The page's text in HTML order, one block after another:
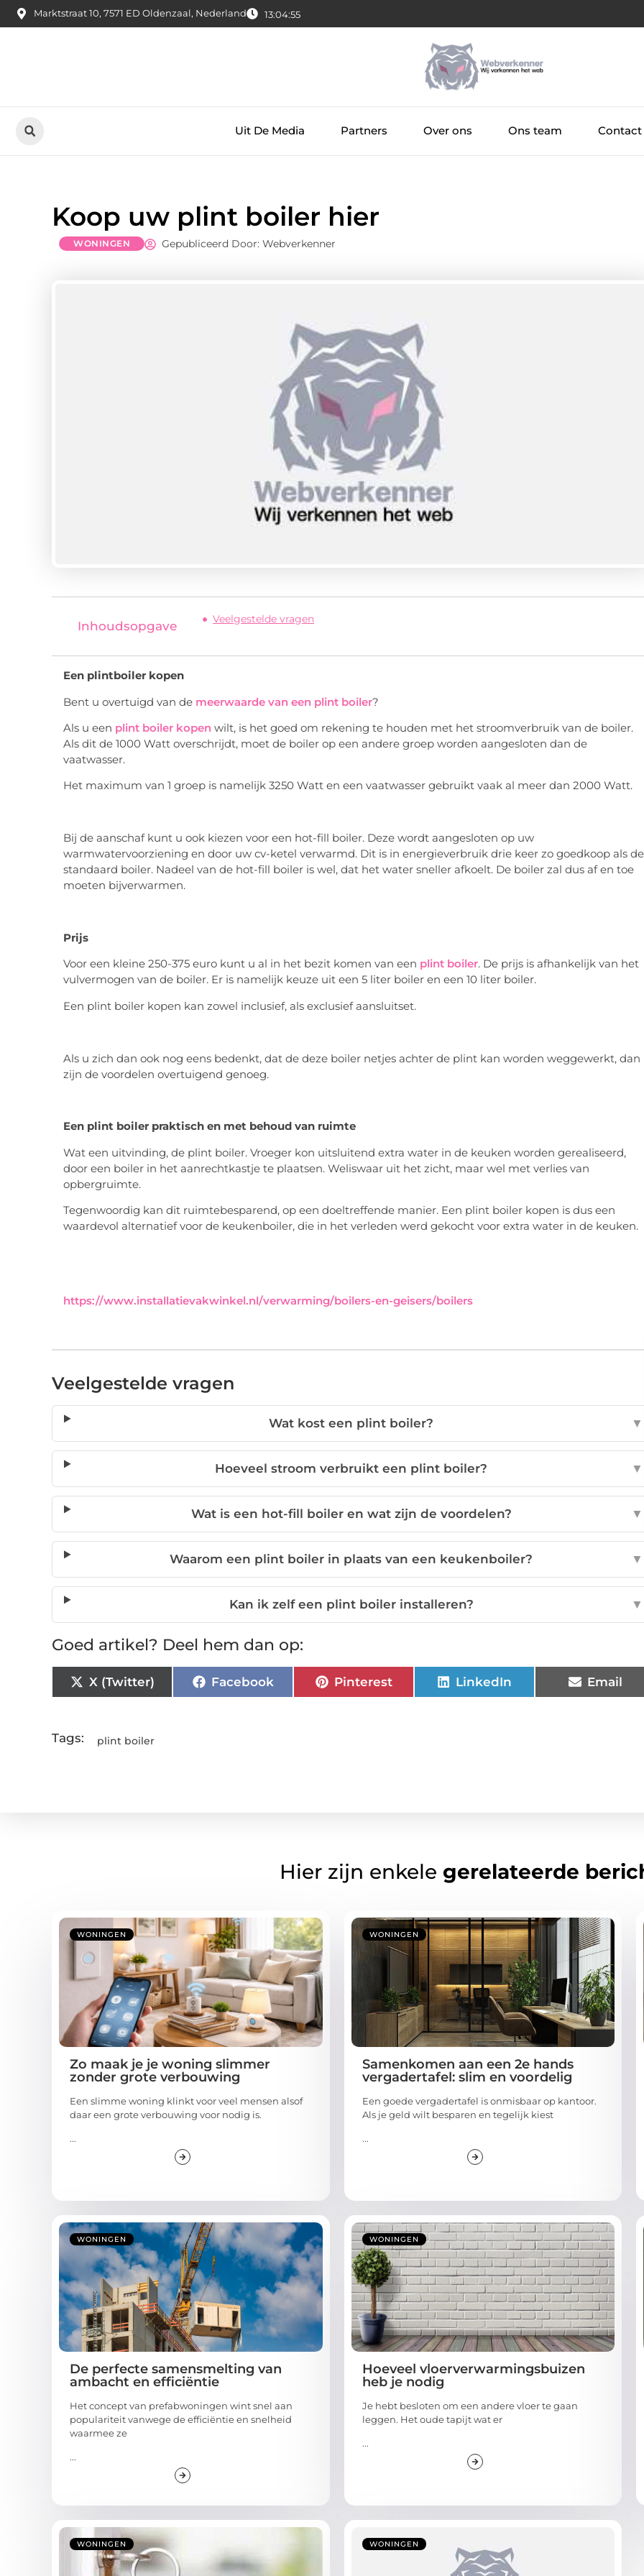
Marktstraat 10, 7571 ED Oldenzaal, Nederland 13:04:57
Uit De Media Partners Over ons Ons team Contact
Koop uw plint boiler hier
WONINGEN Gepubliceerd Door: Webverkenner
Inhoudsopgave Veelgestelde vragen
Een plintboiler kopen
Bent u overtuigd van de meerwaarde van een plint boiler?
Als u een plint boiler kopen wilt, is het goed om rekening te houden met het stroomverbruik van de boiler.
Als dit de 1000 Watt overschrijdt, moet de boiler op een andere groep worden aangesloten dan de
vaatwasser.
Het maximum van 1 groep is namelijk 3250 Watt en een vaatwasser gebruikt vaak al meer dan 2000 Watt.
Bij de aanschaf kunt u ook kiezen voor een hot-fill boiler. Deze wordt aangesloten op uw
warmwatervoorziening en door uw cv-ketel verwarmd. Dit is in energieverbruik drie keer zo goedkoop als de
standaard boiler. Nadeel van de hot-fill boiler is wel, dat het water sneller afkoelt. De boiler zal dus af en toe
moeten bijverwarmen.
Prijs
Voor een kleine 250-375 euro kunt u al in het bezit komen van een plint boiler. De prijs is afhankelijk van het
vulvermogen van de boiler. Er is namelijk keuze uit een 5 liter boiler en een 10 liter boiler.
Een plint boiler kopen kan zowel inclusief, als exclusief aansluitset.
Als u zich dan ook nog eens bedenkt, dat de deze boiler netjes achter de plint kan worden weggewerkt, dan
zijn de voordelen overtuigend genoeg.
Een plint boiler praktisch en met behoud van ruimte
Wat een uitvinding, de plint boiler. Vroeger kon uitsluitend extra water in de keuken worden gerealiseerd,
door een boiler in het aanrechtkastje te plaatsen. Weliswaar uit het zicht, maar wel met verlies van
opbergruimte.
Tegenwoordig kan dit ruimtebesparend, op een doeltreffende manier. Een plint boiler kopen is dus een
waardevol alternatief voor de keukenboiler, die in het verleden werd gekocht voor extra water in de keuken.
https://www.installatievakwinkel.nl/verwarming/boilers-en-geisers/boilers
Veelgestelde vragen
Wat kost een plint boiler? ▼
Hoeveel stroom verbruikt een plint boiler? ▼
Wat is een hot-fill boiler en wat zijn de voordelen? ▼
Waarom een plint boiler in plaats van een keukenboiler? ▼
Kan ik zelf een plint boiler installeren? ▼
Goed artikel? Deel hem dan op:
X (Twitter) Facebook Pinterest LinkedIn Email
Tags: plint boiler
Hier zijn enkele gerelateerde
WONINGEN
Zo maak je je woning slimmer
zonder grote verbouwing
Een slimme woning klinkt voor veel mensen alsof
daar een grote verbouwing voor nodig is.
...
WONINGEN
Samenkomen aan een 2e hands
vergadertafel: slim en voordelig
Een goede vergadertafel is onmisbaar op kantoor.
Als je geld wilt besparen en tegelijk kiest
...
WONINGEN
De perfecte samensmelting van
ambacht en efficiëntie
Het concept van prefabwoningen wint snel aan
populariteit vanwege de efficiëntie en snelheid
waarmee ze
...
WONINGEN
Hoeveel vloerverwarmingsbuizen
heb je nodig
Je hebt besloten om een andere vloer te gaan
leggen. Het oude tapijt wat er
...
WONINGEN WONINGEN